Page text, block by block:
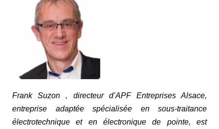
Frank Suzon , directeur d’APF Entreprises Alsace,
entreprise adaptée spécialisée en sous-traitance
électrotechnique et en électronique de pointe, est